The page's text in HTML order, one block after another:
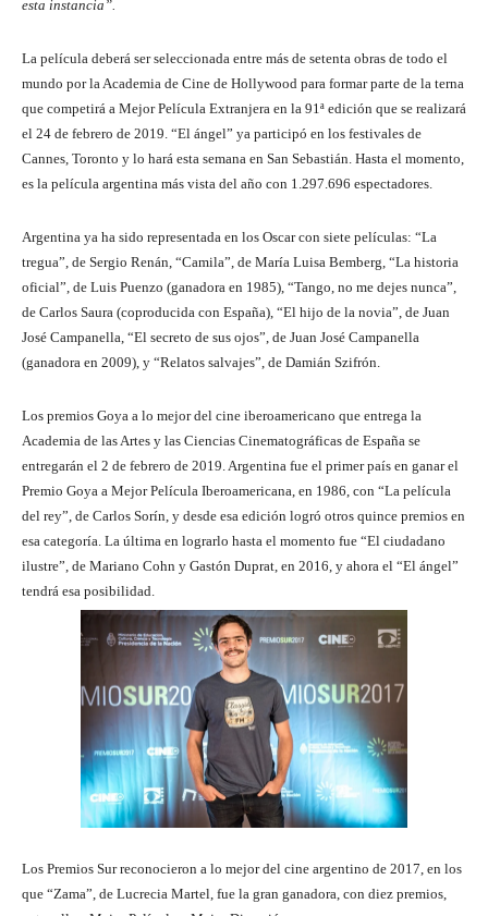
esta instancia”.
La película deberá ser seleccionada entre más de setenta obras de todo el
mundo por la Academia de Cine de Hollywood para formar parte de la terna
que competirá a Mejor Película Extranjera en la 91ª edición que se realizará
el 24 de febrero de 2019. “El ángel” ya participó en los festivales de
Cannes, Toronto y lo hará esta semana en San Sebastián. Hasta el momento,
es la película argentina más vista del año con 1.297.696 espectadores.
Argentina ya ha sido representada en los Oscar con siete películas: “La
tregua”, de Sergio Renán, “Camila”, de María Luisa Bemberg, “La historia
oficial”, de Luis Puenzo (ganadora en 1985), “Tango, no me dejes nunca”,
de Carlos Saura (coproducida con España), “El hijo de la novia”, de Juan
José Campanella, “El secreto de sus ojos”, de Juan José Campanella
(ganadora en 2009), y “Relatos salvajes”, de Damián Szifrón.
Los premios Goya a lo mejor del cine iberoamericano que entrega la
Academia de las Artes y las Ciencias Cinematográficas de España se
entregarán el 2 de febrero de 2019. Argentina fue el primer país en ganar el
Premio Goya a Mejor Película Iberoamericana, en 1986, con “La película
del rey”, de Carlos Sorín, y desde esa edición logró otros quince premios en
esa categoría. La última en lograrlo hasta el momento fue “El ciudadano
ilustre”, de Mariano Cohn y Gastón Duprat, en 2016, y ahora el “El ángel”
tendrá esa posibilidad.
Los Premios Sur reconocieron a lo mejor del cine argentino de 2017, en los
que “Zama”, de Lucrecia Martel, fue la gran ganadora, con diez premios,